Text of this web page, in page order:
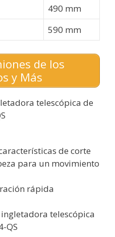
490 mm
590 mm
de los
y Más
telescópica de
de corte
para un movimiento
rápida
telescópica
QS